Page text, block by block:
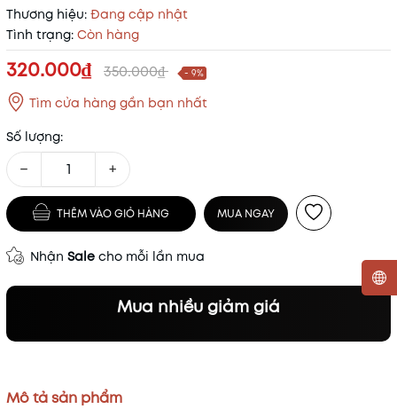
Thương hiệu: Đang cập nhật
Tình trạng: Còn hàng
320.000₫ 350.000₫ - 9%
Tìm cửa hàng gần bạn nhất
Số lượng:
− +
THÊM VÀO GIỎ HÀNG MUA NGAY
Nhận Sale cho mỗi lần mua
Mua nhiều giảm giá
Mô tả sản phẩm